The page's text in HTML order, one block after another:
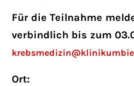
About us
Lorem ipsum dolor sit
adipiscing elit.
Aenean commodo
Für die Teilnahme
verbindlich bis zum
Ort: